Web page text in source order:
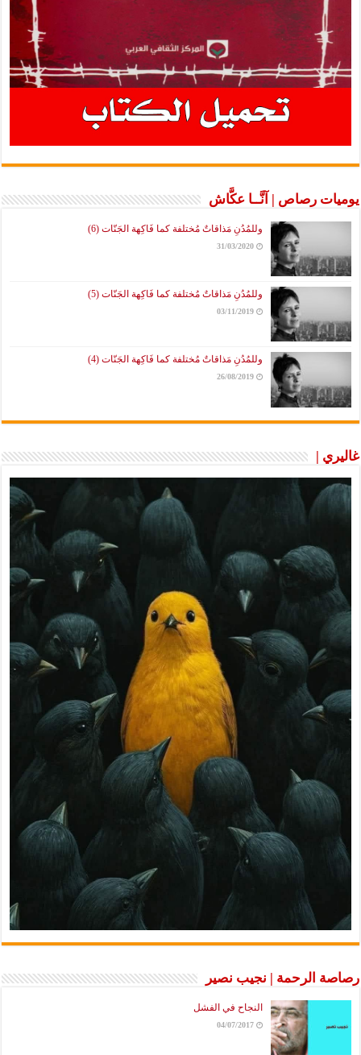
يوميات رصاص | آنَّــا عكَّاش
وللمُدُنِ مَذاقاتٌ مُختلفة كما فَاكِهة الجَنّات (6)
31/03/2020
وللمُدُنِ مَذاقاتٌ مُختلفة كما فَاكِهة الجَنّات (5)
03/11/2019
وللمُدُنِ مَذاقاتٌ مُختلفة كما فَاكِهة الجَنّات (4)
26/08/2019
غاليري |
رصاصة الرحمة | نجيب نصير
النجاح في الفشل
04/07/2017